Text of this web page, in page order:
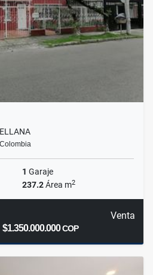
1 Garaje
237.2Área m2
Venta
$1.350.000.000COP